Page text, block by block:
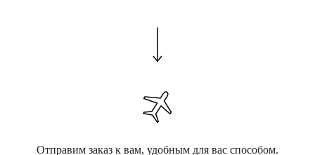
Отправим заказ к вам, удобным для вас способом.